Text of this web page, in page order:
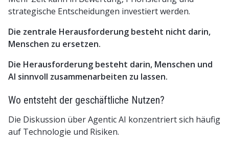
strategische Entscheidungen investiert werden.
Die zentrale Herausforderung besteht nicht darin,
Menschen zu ersetzen.
Die Herausforderung besteht darin, Menschen und
AI sinnvoll zusammenarbeiten zu lassen.
Wo entsteht der geschäftliche Nutzen?
Die Diskussion über Agentic AI konzentriert sich häufig
auf Technologie und Risiken.